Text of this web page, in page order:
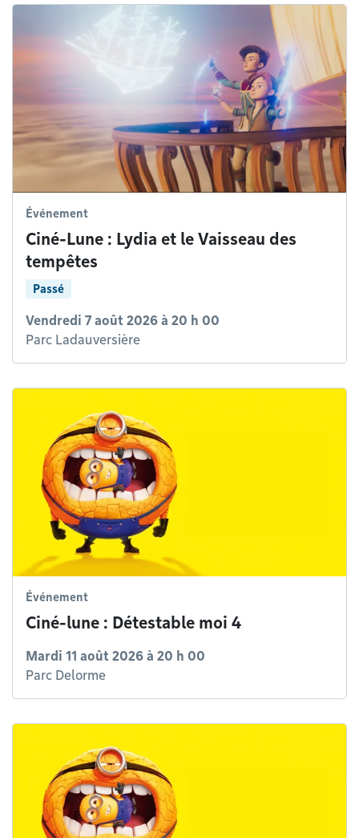
Événement
Ciné-Lune : Lydia et le Vaisseau des
tempêtes
Passé
Vendredi 7 août 2026 à 20 h 00
Parc Ladauversière
Événement
Ciné-lune : Détestable moi 4
Mardi 11 août 2026 à 20 h 00
Parc Delorme